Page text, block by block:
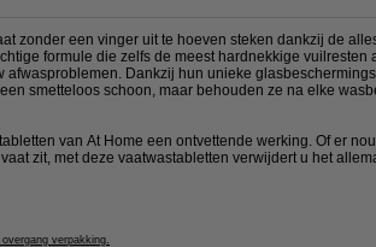
zonder een vinger uit te hoeven steken dankzij de
formule die zelfs de meest hardnekkige vuilresten
afwasproblemen. Dankzij hun unieke
smetteloos schoon, maar behouden ze na elke
van At Home een ontvettende werking. Of er
zit, met deze vaatwastabletten verwijdert u het
verpakking.